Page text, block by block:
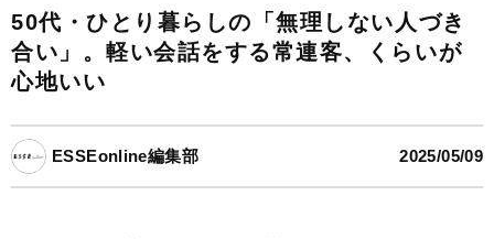
50代・ひとり暮らしの「無理しない人づき
合い」。軽い会話をする常連客、くらいが
心地いい
ESSEonline編集部 2025/05/09